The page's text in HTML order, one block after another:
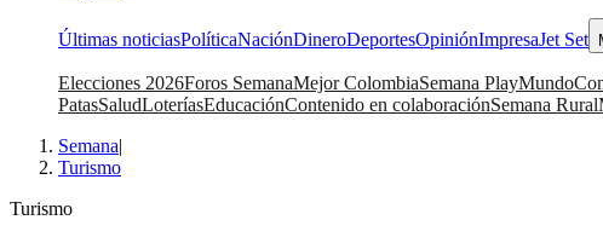
Últimas noticiasPolíticaNaciónDineroDeportesOpiniónImpresaJet Set
Elecciones 2026Foros SemanaMejor ColombiaSemana PlayMundo
PatasSaludLoteríasEducaciónContenido en colaboraciónSemana Rural
Semana|
Turismo
Turismo